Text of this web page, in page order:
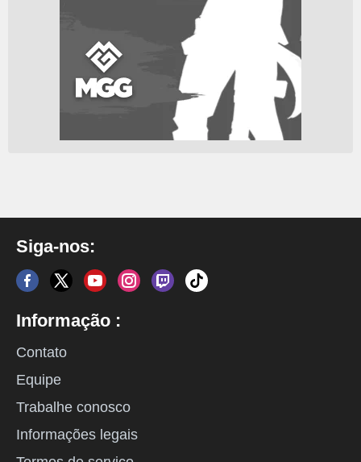
Siga-nos:
Informação :
Contato
Equipe
Trabalhe conosco
Informações legais